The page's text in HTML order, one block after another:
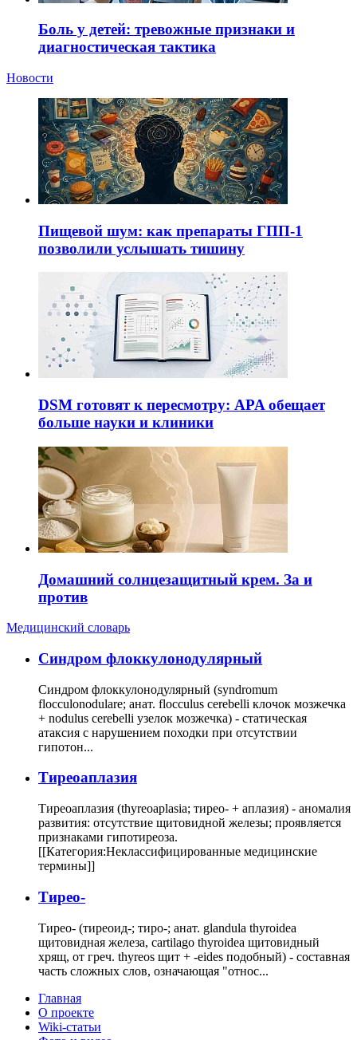
Боль у детей: тревожные признаки и
диагностическая тактика
Новости
Пищевой шум: как препараты ГПП-1
позволили услышать тишину
DSM готовят к пересмотру: APA обещает
больше науки и клиники
Домашний солнцезащитный крем. За и
против
Медицинский словарь
Cиндром флоккулонодулярный
Синдром флоккулонодулярный (syndromum
flocculonodulare; анат. flocculus cerebelli клочок мозжечка
+ nodulus cerebelli узелок мозжечка) - статическая
атаксия с нарушением походки при отсутствии
гипотон...
Тиреоаплазия
Тиреоаплазия (thyreoaplasia; тирео- + аплазия) - аномалия
развития: отсутствие щитовидной железы; проявляется
признаками гипотиреоза.
[[Категория:Неклассифицированные медицинские
термины]]
Тирео-
Тирео- (тиреоид-; тиро-; анат. glandula thyroidea
щитовидная железа, cartilago thyroidea щитовидный
хрящ, от греч. thyreos щит + -eides подобный) - составная
часть сложных слов, означающая "относ...
Главная
О проекте
Wiki-статьи